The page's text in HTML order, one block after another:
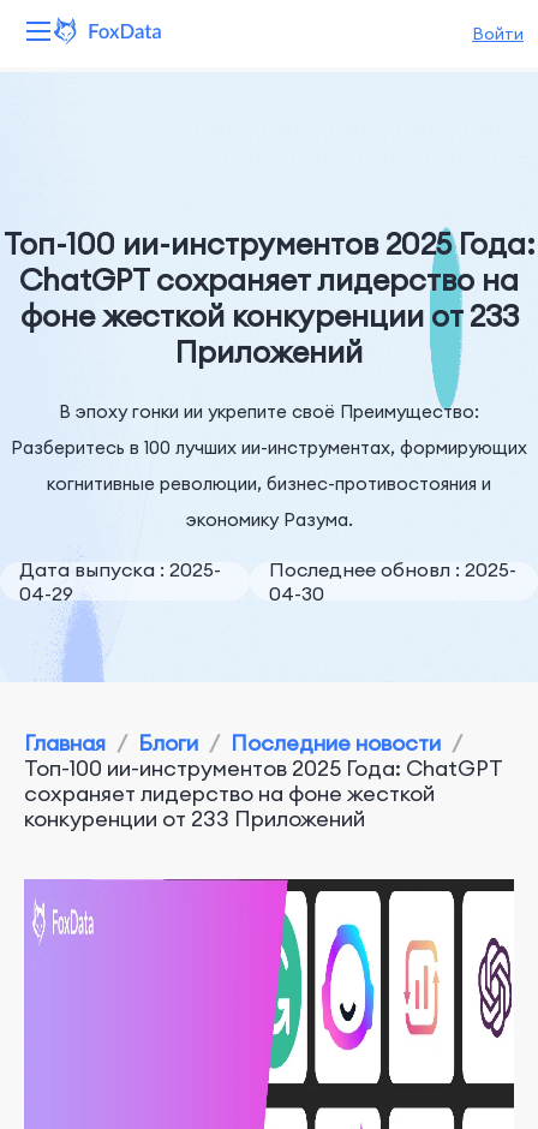
Войти
Ресурсы
Компания
Топ-100 ии-инструментов 2025 Года:
ChatGPT сохраняет лидерство на
фоне жесткой конкуренции от 233
Приложений
В эпоху гонки ии укрепите своё Преимущество:
Разберитесь в 100 лучших ии-инструментах, формирующих
когнитивные революции, бизнес-противостояния и
экономику Разума.
Дата выпуска : 2025-
04-29
Последнее обновл : 2025-
04-30
Главная / Блоги / Последние новости /
Топ-100 ии-инструментов 2025 Года: ChatGPT
сохраняет лидерство на фоне жесткой
конкуренции от 233 Приложений